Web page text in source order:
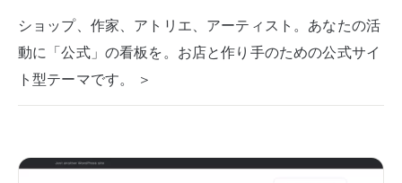
ショップ、作家、アトリエ、アーティスト。あなたの活
動に「公式」の看板を。お店と作り手のための公式サイ
ト型テーマです。 ＞